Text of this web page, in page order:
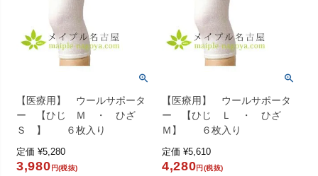
【医療用】 ウールサポータ
ー 【ひじ Ｍ ・ ひざ
Ｓ 】 ６枚入り
定価 ¥5,280
3,980 円(税抜)
【医療用】 ウールサポータ
ー 【ひじ Ｌ ・ ひざ
Ｍ】 ６枚入り
定価 ¥5,610
4,280円(税抜)